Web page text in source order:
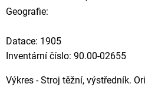
Geografie:
Datace: 1905
Inventární číslo: 90.00-02655
Výkres - Stroj těžní, výstředník.